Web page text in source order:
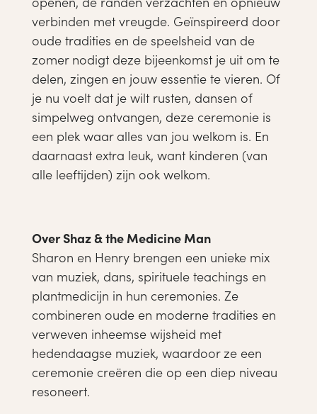
verbinden met vreugde. Geïnspireerd door
oude tradities en de speelsheid van de
zomer nodigt deze bijeenkomst je uit om te
delen, zingen en jouw essentie te vieren. Of
je nu voelt dat je wilt rusten, dansen of
simpelweg ontvangen, deze ceremonie is
een plek waar alles van jou welkom is. En
daarnaast extra leuk, want kinderen (van
alle leeftijden) zijn ook welkom.
Over Shaz & the Medicine Man
Sharon en Henry brengen een unieke mix
van muziek, dans, spirituele teachings en
plantmedicijn in hun ceremonies. Ze
combineren oude en moderne tradities en
verweven inheemse wijsheid met
hedendaagse muziek, waardoor ze een
ceremonie creëren die op een diep niveau
resoneert.